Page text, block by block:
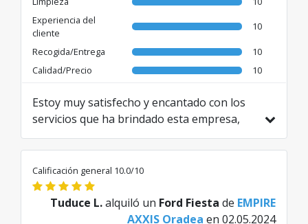
Experiencia del
cliente
10
Recogida/Entrega
10
Calidad/Precio
10
Estoy muy satisfecho y encantado con los
servicios que ha brindado esta empresa,
especialmente con el agente que me
atendió a mí. Felicitaciones, sigan así.
Traducido de RO por AI
Calificación general 10.0/10
Tuduce L.alquiló un Ford Fiesta de EMPIRE
AXXIS Oradea en 02.05.2024